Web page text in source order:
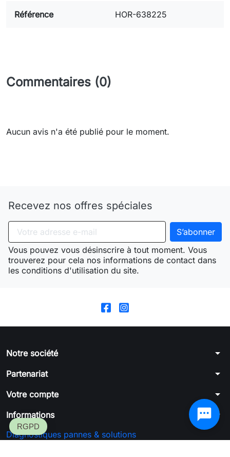
Référence HOR-638225
Commentaires (0)
Aucun avis n'a été publié pour le moment.
Recevez nos offres spéciales
Vous pouvez vous désinscrire à tout moment. Vous
trouverez pour cela nos informations de contact dans
les conditions d'utilisation du site.
Notre société arrow_drop_down
Partenariat arrow_drop_down
Votre compte arrow_drop_down
Informations arrow_drop_down
Diagnostiques pannes & solutions